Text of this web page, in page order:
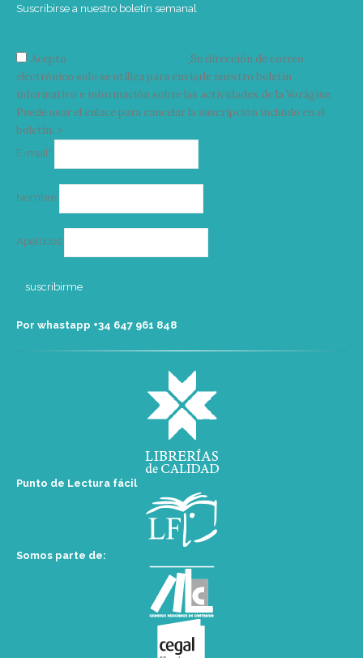
Suscribirse a nuestro boletín semanal
Acepto
Su dirección de correo
electrónico solo se utiliza para enviarle nuestro boletín
informativo e información sobre las actividades de la Vorágine.
Puede usar el enlace para cancelar la suscripción incluido en el
boletín. >
E-mail*
Nombre
Apellidos
Por whastapp +34 ‭647 961 848‬
Punto de Lectura fácil
Somos parte de: